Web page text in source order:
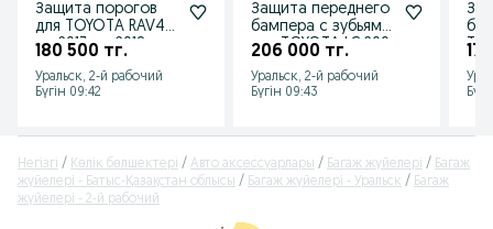
Защита порогов
для TOYOTA RAV4
от 2013 до 2018 г.в.
180 500 тг.
Уральск, 2-й рабочий
Бүгін 09:42
Защита переднего
бампера с зубьями
для TOYOTA LC 200
206 000 тг.
Уральск, 2-й рабочий
Бүгін 09:43
г.в.
Негізгі Көлік бөлшектері Авто аксессуарлары Багаж жүйелері
Багаж
жүйелері - Батыс-Қазақстан облысы
Багаж жүйелері - Уральск
Багаж
жүйелері - 2-й рабочий